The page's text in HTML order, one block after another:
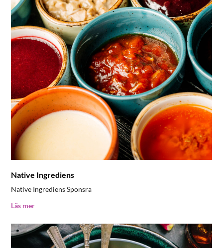
Native Ingrediens
Native Ingrediens Sponsra
Läs mer